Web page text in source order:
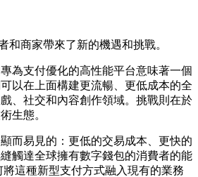
和商家帶來了新的機遇和挑戰。
為支付優化的高性能平台意味著一個
以在上面構建更流暢、更低成本的全
、社交和內容創作領域。挑戰則在於
生態。
而易見的：更低的交易成本、更快的
觸達全球擁有數字錢包的消費者的能
這種新型支付方式融入現有的業務